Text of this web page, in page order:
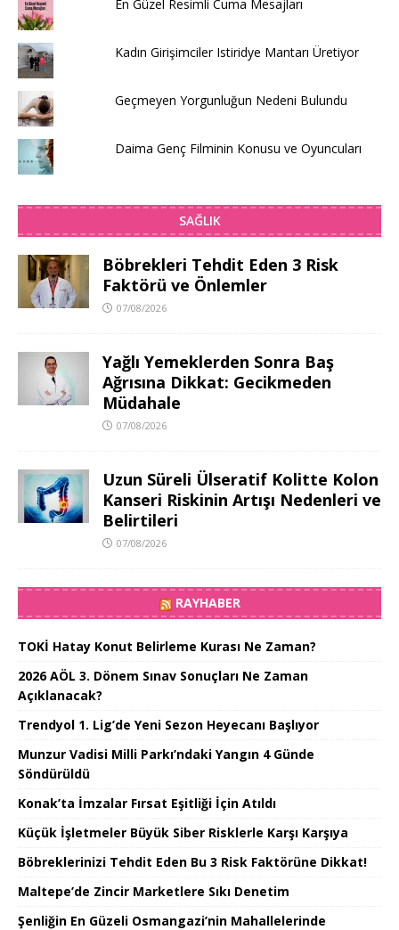
En Güzel Resimli Cuma Mesajları
Kadın Girişimciler Istiridye Mantarı Üretiyor
Geçmeyen Yorgunluğun Nedeni Bulundu
Daima Genç Filminin Konusu ve Oyuncuları
SAĞLIK
Böbrekleri Tehdit Eden 3 Risk
Faktörü ve Önlemler
07/08/2026
Yağlı Yemeklerden Sonra Baş
Ağrısına Dikkat: Gecikmeden
Müdahale
07/08/2026
Uzun Süreli Ülseratif Kolitte Kolon
Kanseri Riskinin Artışı Nedenleri ve
Belirtileri
07/08/2026
RAYHABER
TOKİ Hatay Konut Belirleme Kurası Ne Zaman?
2026 AÖL 3. Dönem Sınav Sonuçları Ne Zaman
Açıklanacak?
Trendyol 1. Lig’de Yeni Sezon Heyecanı Başlıyor
Munzur Vadisi Milli Parkı’ndaki Yangın 4 Günde
Söndürüldü
Konak’ta İmzalar Fırsat Eşitliği İçin Atıldı
Küçük İşletmeler Büyük Siber Risklerle Karşı Karşıya
Böbreklerinizi Tehdit Eden Bu 3 Risk Faktörüne Dikkat!
Maltepe’de Zincir Marketlere Sıkı Denetim
Şenliğin En Güzeli Osmangazi’nin Mahallelerinde